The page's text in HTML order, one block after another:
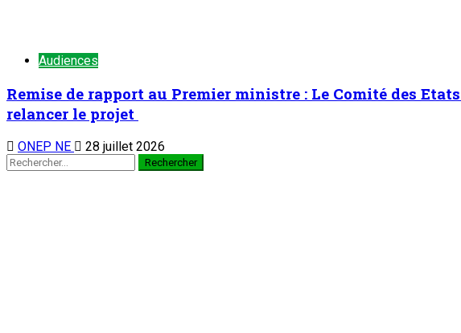
Zinder : La ministre de l’Éducation nationale visite le chantier de construction
Zinder : La ministre de l’Éducation nationale visite le